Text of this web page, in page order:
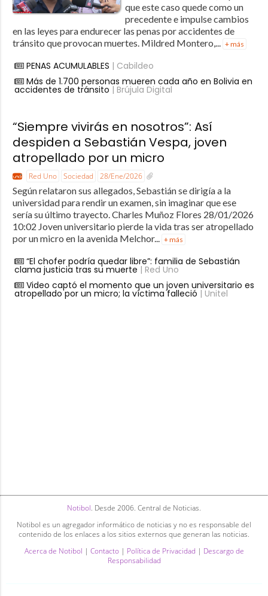
que este caso quede como un
precedente e impulse cambios
en las leyes para endurecer las penas por accidentes de
tránsito que provocan muertes. Mildred Montero,... + más
PENAS ACUMULABLES | Cabildeo
Más de 1.700 personas mueren cada año en Bolivia en
accidentes de tránsito | Brújula Digital
“Siempre vivirás en nosotros”: Así
despiden a Sebastián Vespa, joven
atropellado por un micro
Red Uno Sociedad 28/Ene/2026
Según relataron sus allegados, Sebastián se dirigía a la
universidad para rendir un examen, sin imaginar que ese
sería su último trayecto. Charles Muñoz Flores 28/01/2026
10:02 Joven universitario pierde la vida tras ser atropellado
por un micro en la avenida Melchor... + más
“El chofer podría quedar libre”: familia de Sebastián
clama justicia tras su muerte | Red Uno
Video captó el momento que un joven universitario es
atropellado por un micro; la víctima falleció | Unitel
Notibol. Desde 2006. Central de Noticias.
Notibol es un agregador informático de noticias y no es responsable del
contenido de los enlaces a los sitios externos que generan las noticias.
Acerca de Notibol | Contacto| Política de Privacidad | Descargo de
Responsabilidad